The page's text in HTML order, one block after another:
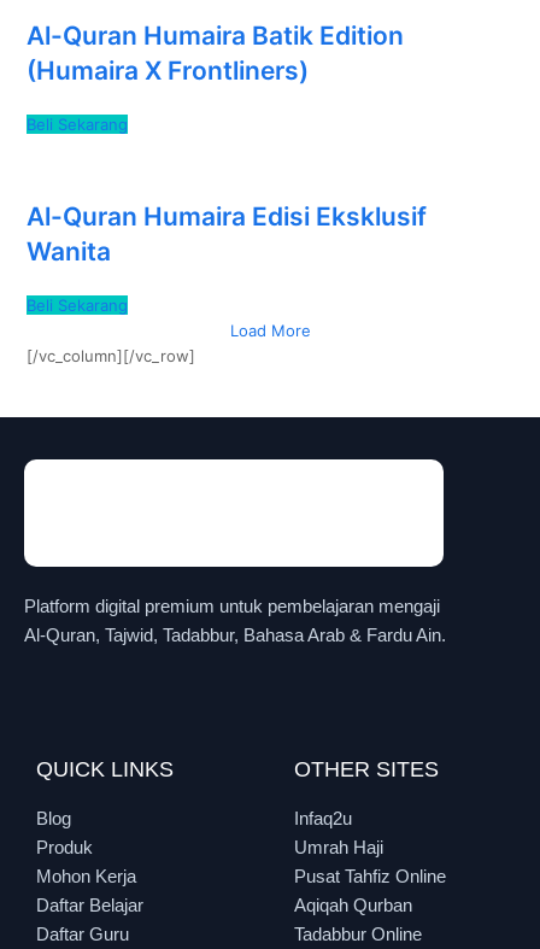
Al-Quran Humaira Batik Edition
(Humaira X Frontliners)
Beli Sekarang
Al-Quran Humaira Edisi Eksklusif
Wanita
Beli Sekarang
Load More
[/vc_column][/vc_row]
Platform digital premium untuk pembelajaran mengaji
Al-Quran, Tajwid, Tadabbur, Bahasa Arab & Fardu Ain.
QUICK LINKS
Blog
Produk
Mohon Kerja
Daftar Belajar
Daftar Guru
OTHER SITES
Infaq2u
Umrah Haji
Pusat Tahfiz Online
Aqiqah Qurban
Tadabbur Online